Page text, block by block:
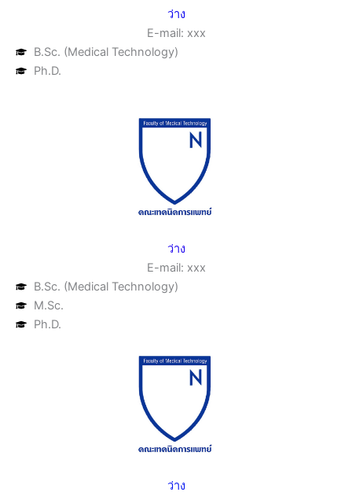
ว่าง
E-mail: xxx
B.Sc. (Medical Technology)
Ph.D.
ว่าง
E-mail: xxx
B.Sc. (Medical Technology)
M.Sc.
Ph.D.
ว่าง